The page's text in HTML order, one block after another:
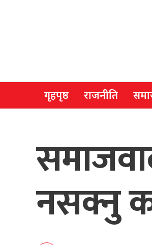
गृहपृष्ठ राजनीति
नसक्नु